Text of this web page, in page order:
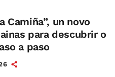
Camiña”, un novo
para descubrir o
a paso